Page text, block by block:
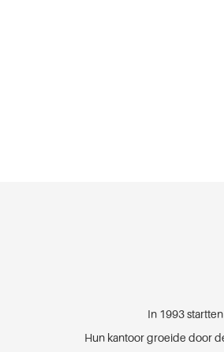
In 1993
Hun kantoor groeide door